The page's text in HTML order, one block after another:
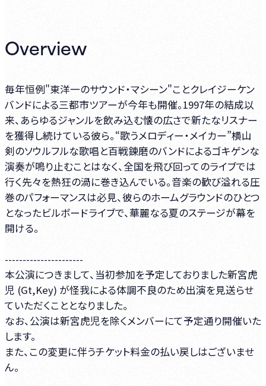
Overview
毎年恒例"東洋一のサウンド・マシーン"ことクレイジーケン
バンドによる三都市ツアーが今年も開催。1997年の結成以
来、あらゆるジャンルを飲み込む懐の広さで新たなリスナー
を獲得し続けている彼ら。“歌うメロディー・メイカー”横山
剣のソウルフルな歌唱と百戦錬磨のバンドによるゴキゲンな
演奏が鳴り止むことはなく、全国を飛び回ってのライブでは
行く先々を熱狂の渦に巻き込んでいる。音楽の歓び溢れる圧
巻のパフォーマンスは必見、彼らのホームグラウンドのひとつ
となったビルボードライブで、華麗なる夏のステージが幕を
開ける。
----------------------
本公演につきまして、当初参加を予定しておりました新宮虎
児 (Gt,Key) が怪我による体調不良のため出演を見送らせ
ていただくこととなりました。
なお、公演は新宮虎児を除くメンバーにて予定通り開催いた
します。
また、この変更に伴うチケット料金の払い戻しはございませ
ん。